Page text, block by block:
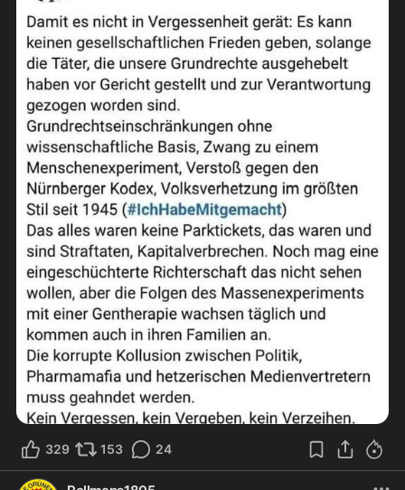
329 153 24